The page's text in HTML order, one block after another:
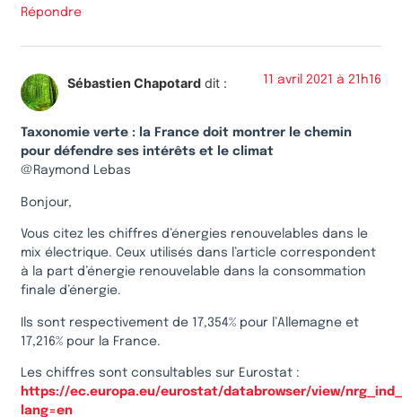
Répondre
Sébastien Chapotard dit : 11 avril 2021 à 21h16
Taxonomie verte : la France doit montrer le chemin
pour défendre ses intérêts et le climat
@Raymond Lebas
Bonjour,
Vous citez les chiffres d’énergies renouvelables dans le
mix électrique. Ceux utilisés dans l’article correspondent
à la part d’énergie renouvelable dans la consommation
finale d’énergie.
Ils sont respectivement de 17,354% pour l’Allemagne et
17,216% pour la France.
Les chiffres sont consultables sur Eurostat :
https://ec.europa.eu/eurostat/databrowser/view/
lang=en